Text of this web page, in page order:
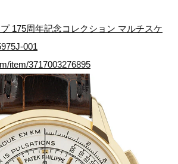
175周年記念コレクション マルチスケ
001
item/3717003276895